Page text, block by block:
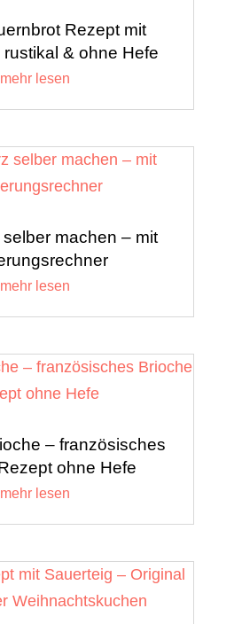
Rezept mit
& ohne Hefe
mehr lesen
machen – mit
mehr lesen
– französisches
ohne Hefe
mehr lesen